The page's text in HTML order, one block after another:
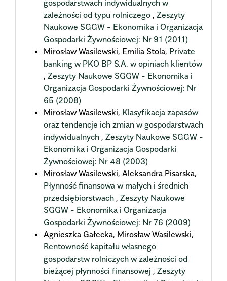
gospodarstwach indywidualnych w
zależności od typu rolniczego , Zeszyty
Naukowe SGGW - Ekonomika i Organizacja
Gospodarki Żywnościowej: Nr 91 (2011)
Mirosław Wasilewski, Emilia Stola, Private
banking w PKO BP S.A. w opiniach klientów
, Zeszyty Naukowe SGGW - Ekonomika i
Organizacja Gospodarki Żywnościowej: Nr
65 (2008)
Mirosław Wasilewski, Klasyfikacja zapasów
oraz tendencje ich zmian w gospodarstwach
indywidualnych , Zeszyty Naukowe SGGW -
Ekonomika i Organizacja Gospodarki
Żywnościowej: Nr 48 (2003)
Mirosław Wasilewski, Aleksandra Pisarska,
Płynność finansowa w małych i średnich
przedsiębiorstwach , Zeszyty Naukowe
SGGW - Ekonomika i Organizacja
Gospodarki Żywnościowej: Nr 76 (2009)
Agnieszka Gałecka, Mirosław Wasilewski,
Rentowność kapitału własnego
gospodarstw rolniczych w zależności od
bieżącej płynności finansowej , Zeszyty